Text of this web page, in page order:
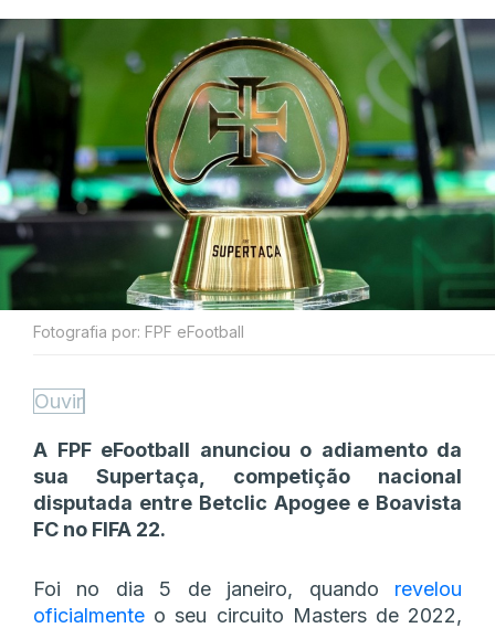
Fotografia por: FPF eFootball
Ouvir
A FPF eFootball anunciou o adiamento da
sua Supertaça, competição nacional
disputada entre Betclic Apogee e Boavista
FC no FIFA 22.
Foi no dia 5 de janeiro, quando revelou
oficialmente o seu circuito Masters de 2022,